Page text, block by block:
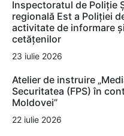
Inspectoratul de Poliție
regională Est a Poliției
activitate de informare
cetățenilor
23 iulie 2026
Atelier de instruire
Securitatea (FPS) în
Moldovei”
22 iulie 2026